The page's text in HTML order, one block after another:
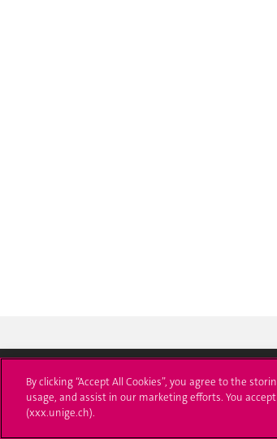
Université de Genève
By clicking “Accept All Cookies”, you agree to the
usage, and assist in our marketing efforts. You
(xxx.unige.ch).